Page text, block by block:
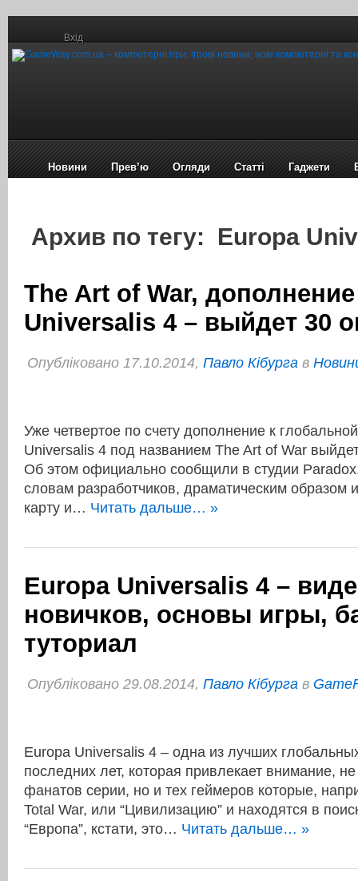
Вхід
Новини Прев’ю Огляди Статті Гаджети
Архив по тегу: Europa
The Art of War,
Universalis 4 – выйдет 30
Опубліковано 17.10.2014, Павло Кібурга в
Уже четвертое по счету дополнение к
Universalis 4 под названием The Art of War
Об этом официально сообщили в студии
словам разработчиков, драматическим образом
карту и… Читать дальше… »
Europa Universalis 4 –
новичков, основы игры,
туториал
Опубліковано 29.08.2014, Павло Кібурга в
Europa Universalis 4 – одна из лучших
последних лет, которая привлекает внимание,
фанатов серии, но и тех геймеров которые,
Total War, или “Цивилизацию” и находятся в
“Европа”, кстати, это… Читать дальше… »